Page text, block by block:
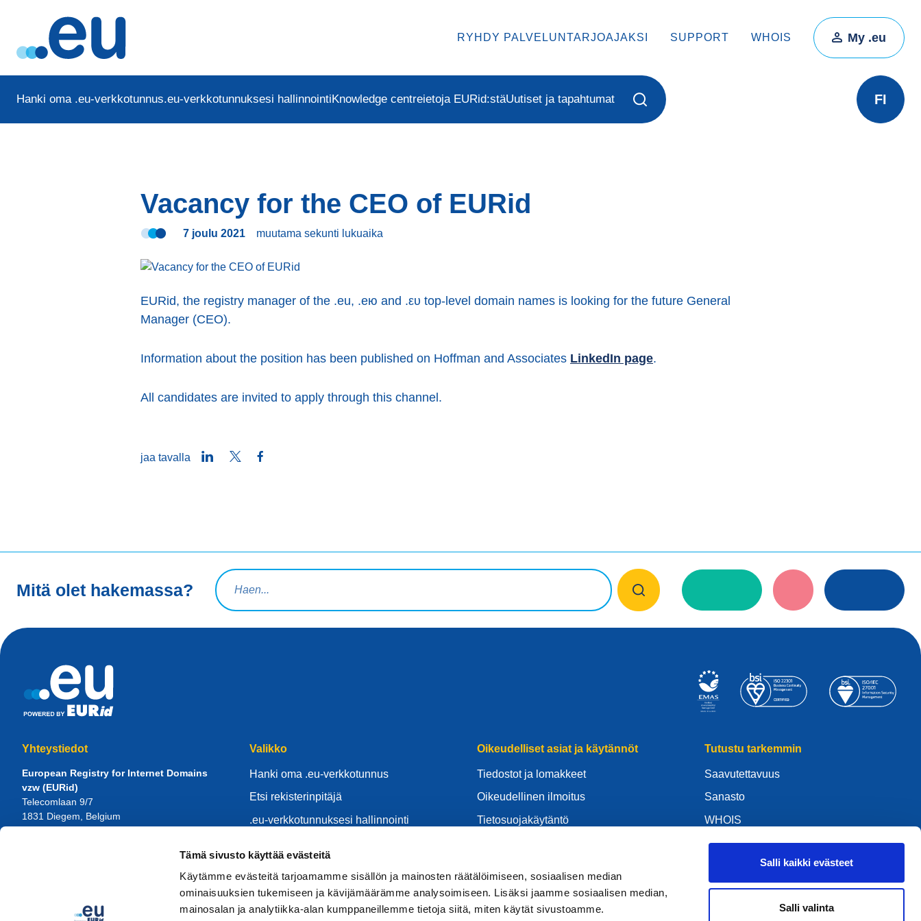
Tämä sivusto käyttää evästeitä
Käytämme evästeitä tarjoamamme sisällön ja mainosten räätälöimiseen, sosiaalisen median
ominaisuuksien tukemiseen ja kävijämäärämme analysoimiseen. Lisäksi jaamme sosiaalisen median,
mainosalan ja analytiikka-alan kumppaneillemme tietoja siitä, miten käytät sivustoamme.
Salli kaikki evästeet
Salli valinta
RYHDY PALVELUNTARJOAJAKSI SUPPORT WHOIS My .eu
Hanki oma .eu-verkkotunnus.eu-verkkotunnuksesi hallinnointiKnowledge centreietoja EURid:stäUutiset ja tapahtumat FI
Vacancy for the CEO of EURid
7 joulu 2021 muutama sekunti lukuaika
EURid, the registry manager of the .eu, .ею and .ευ top-level domain names is looking for the future General
Manager (CEO).
Information about the position has been published on Hoffman and Associates LinkedIn page.
All candidates are invited to apply through this channel.
jaa tavalla LinkedInTwitter
Mitä olet hakemassa?
Hakuteksti
Yhteystiedot
European Registry for Internet Domains
vzw (EURid)
Telecomlaan 9/7
1831 Diegem , Belgium
press@eurid.eu
Valikko
Hanki oma .eu-verkkotunnus
Etsi rekisterinpitäjä
.eu-verkkotunnuksesi hallinnointi
Ryhdy palveluntarjoajaksi
Oikeudelliset asiat ja käytännöt
Tiedostot ja lomakkeet
Oikeudellinen ilmoitus
Tietosuojakäytäntö
Articles of Association
EURid Responsible Disclosure Policy
Tutustu tarkemmin
Saavutettavuus
Sanasto
WHOIS
My .eu